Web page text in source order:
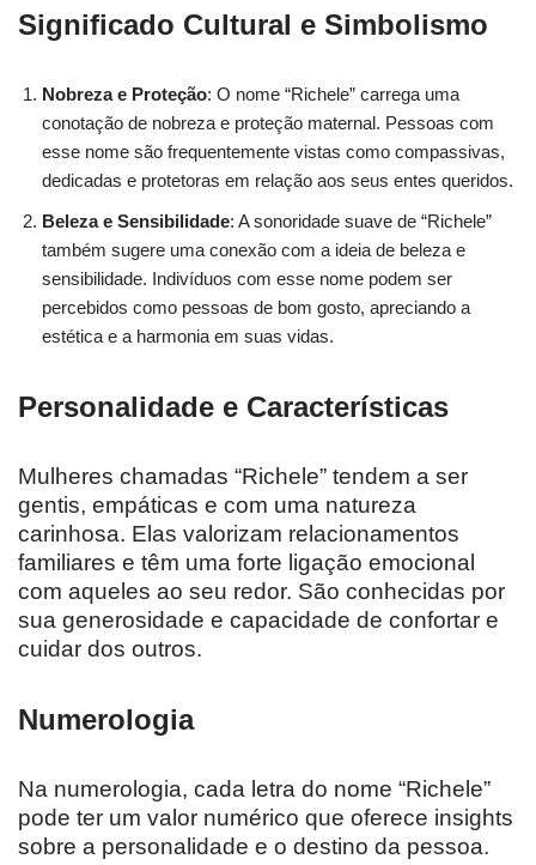
Significado Cultural e Simbolismo
Nobreza e Proteção: O nome “Richele” carrega uma
conotação de nobreza e proteção maternal. Pessoas com
esse nome são frequentemente vistas como compassivas,
dedicadas e protetoras em relação aos seus entes queridos.
Beleza e Sensibilidade: A sonoridade suave de “Richele”
também sugere uma conexão com a ideia de beleza e
sensibilidade. Indivíduos com esse nome podem ser
percebidos como pessoas de bom gosto, apreciando a
estética e a harmonia em suas vidas.
Personalidade e Características
Mulheres chamadas “Richele” tendem a ser
gentis, empáticas e com uma natureza
carinhosa. Elas valorizam relacionamentos
familiares e têm uma forte ligação emocional
com aqueles ao seu redor. São conhecidas por
sua generosidade e capacidade de confortar e
cuidar dos outros.
Numerologia
Na numerologia, cada letra do nome “Richele”
pode ter um valor numérico que oferece insights
sobre a personalidade e o destino da pessoa.